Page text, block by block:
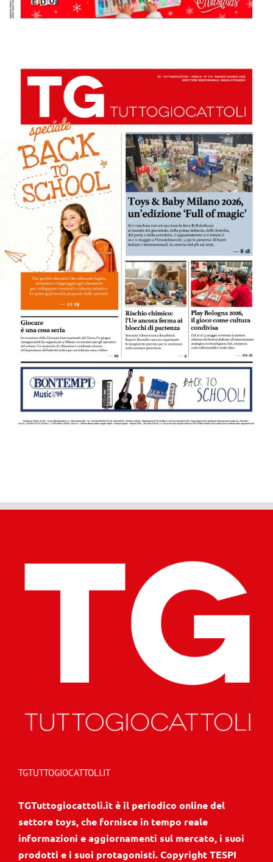
TGTUTTOGIOCATTOLI.IT
TGTuttogiocattoli.it è il periodico online del
settore toys, che fornisce in tempo reale
informazioni e aggiornamenti sul mercato, i suoi
prodotti e i suoi protagonisti. Copyright TESPI